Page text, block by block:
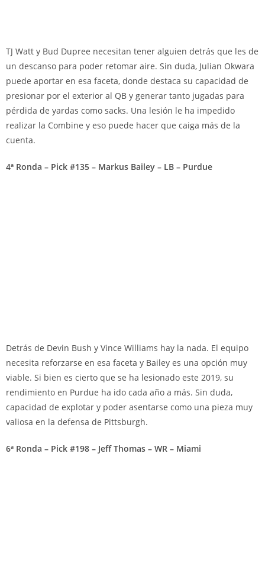
TJ Watt y Bud Dupree necesitan tener alguien detrás que les de
un descanso para poder retomar aire. Sin duda, Julian Okwara
puede aportar en esa faceta, donde destaca su capacidad de
presionar por el exterior al QB y generar tanto jugadas para
pérdida de yardas como sacks. Una lesión le ha impedido
realizar la Combine y eso puede hacer que caiga más de la
cuenta.
4ª Ronda – Pick #135 – Markus Bailey – LB – Purdue
Detrás de Devin Bush y Vince Williams hay la nada. El equipo
necesita reforzarse en esa faceta y Bailey es una opción muy
viable. Si bien es cierto que se ha lesionado este 2019, su
rendimiento en Purdue ha ido cada año a más. Sin duda,
capacidad de explotar y poder asentarse como una pieza muy
valiosa en la defensa de Pittsburgh.
6ª Ronda – Pick #198 – Jeff Thomas – WR – Miami